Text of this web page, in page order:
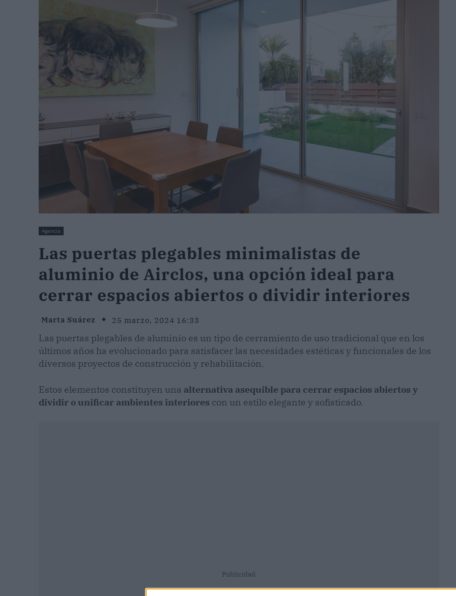
Agencia
Las puertas plegables minimalistas de
aluminio de Airclos, una opción ideal para
cerrar espacios abiertos o dividir interiores
Marta Suárez 25 marzo, 2024 16:33
Las puertas plegables de aluminio es un tipo de cerramiento de uso tradicional que en los
últimos años ha evolucionado para satisfacer las necesidades estéticas y funcionales de los
diversos proyectos de construcción y rehabilitación.
Estos elementos constituyen una alternativa asequible para cerrar espacios abiertos y
dividir o unificar ambientes interiores con un estilo elegante y sofisticado.
Publicidad